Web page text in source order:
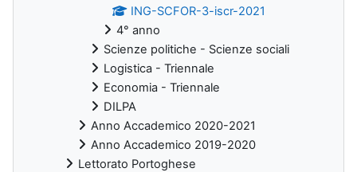
ING-SCFOR-3-iscr-2021
4° anno
Scienze politiche - Scienze sociali
Logistica - Triennale
Economia - Triennale
DILPA
Anno Accademico 2020-2021
Anno Accademico 2019-2020
Lettorato Portoghese